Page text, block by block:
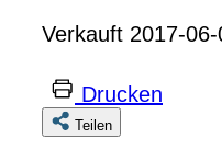
Verkauft 2017-06-
Drucken
Teilen